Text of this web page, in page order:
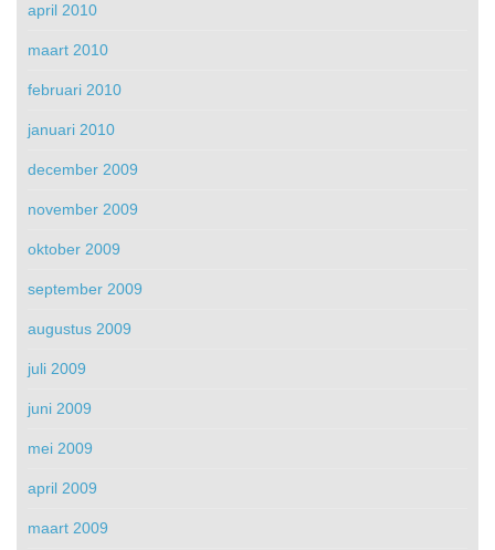
april 2010
maart 2010
februari 2010
januari 2010
december 2009
november 2009
oktober 2009
september 2009
augustus 2009
juli 2009
juni 2009
mei 2009
april 2009
maart 2009